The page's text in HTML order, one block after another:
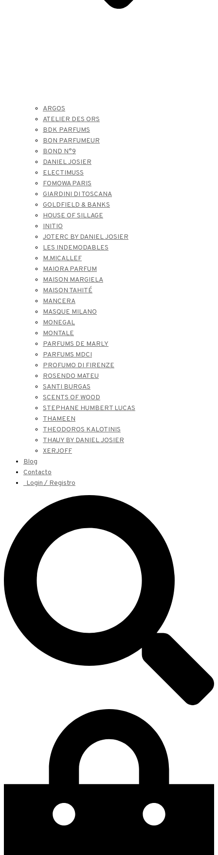
ARGOS
ATELIER DES ORS
BDK PARFUMS
BON PARFUMEUR
BOND N°9
DANIEL JOSIER
ELECTIMUSS
FOMOWA PARIS
GIARDINI DI TOSCANA
GOLDFIELD & BANKS
HOUSE OF SILLAGE
INITIO
JOTERC BY DANIEL JOSIER
LES INDEMODABLES
M.MICALLEF
MAIORA PARFUM
MAISON MARGIELA
MAISON TAHITÉ
MANCERA
MASQUE MILANO
MONEGAL
MONTALE
PARFUMS DE MARLY
PARFUMS MDCI
PROFUMO DI FIRENZE
ROSENDO MATEU
SANTI BURGAS
SCENTS OF WOOD
STEPHANE HUMBERT LUCAS
THAMEEN
THEODOROS KALOTINIS
THAUY BY DANIEL JOSIER
XERJOFF
Blog
Contacto
Login / Registro